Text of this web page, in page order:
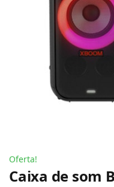
Oferta!
Caixa de som